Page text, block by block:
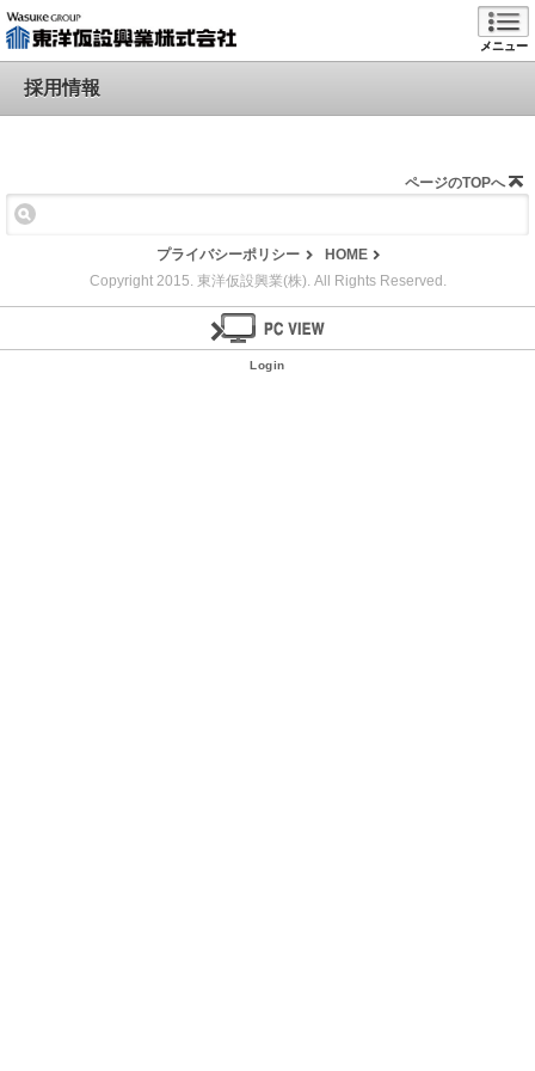
メニュー
採用情報
ページのTOPへ
プライバシーポリシー
HOME
Copyright 2015. 東洋仮設興業(株). All Rights Reserved.
Login